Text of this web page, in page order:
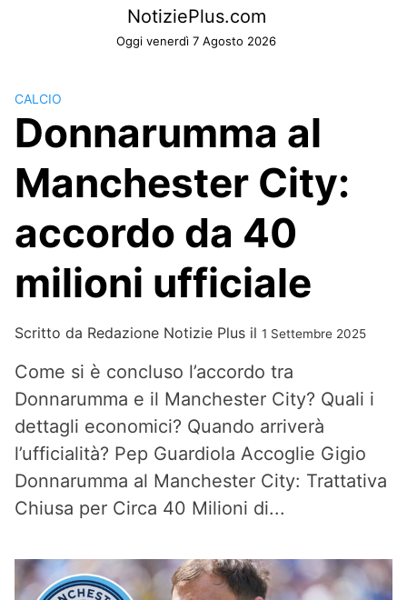
NotiziePlus.com
Oggi venerdì 7 Agosto 2026
CALCIO
Donnarumma al
Manchester City:
accordo da 40
milioni ufficiale
Scritto da Redazione Notizie Plus il 1 Settembre 2025
Come si è concluso l’accordo tra
Donnarumma e il Manchester City? Quali i
dettagli economici? Quando arriverà
l’ufficialità? Pep Guardiola Accoglie Gigio
Donnarumma al Manchester City: Trattativa
Chiusa per Circa 40 Milioni di...